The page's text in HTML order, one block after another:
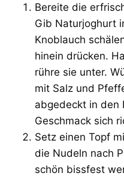
Bereite die
Gib Naturjoghurt
Knoblauch
hinein drücken.
rühre sie unter.
mit Salz und
abgedeckt in den
Geschmack sich
Setz einen Topf
die Nudeln nach
schön bissfest